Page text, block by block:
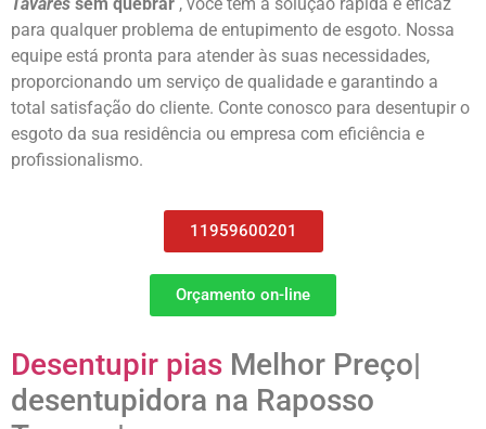
para qualquer problema de entupimento de esgoto. Nossa
equipe está pronta para atender às suas necessidades,
proporcionando um serviço de qualidade e garantindo a
total satisfação do cliente. Conte conosco para desentupir o
esgoto da sua residência ou empresa com eficiência e
profissionalismo.
11959600201
Orçamento on-line
Desentupir pias Melhor Preço|
desentupidora na Raposso